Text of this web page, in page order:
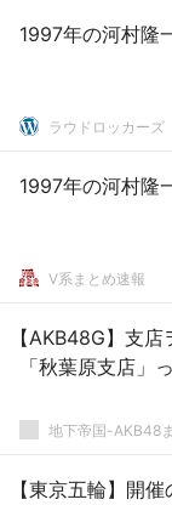
1997年の河村隆
ラウドロッカーズ
1997年の河村隆
V系まとめ速報
【AKB48G】支
「秋葉原支店」
地下帝国-AKB48
【東京五輪】開